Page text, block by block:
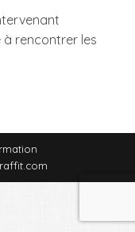
rencontrer les